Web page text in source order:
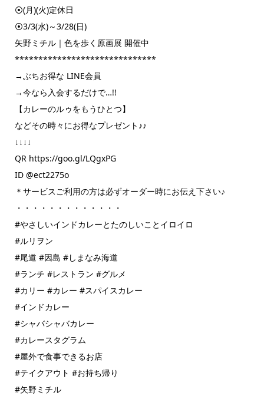
⦿(月)(火)定休日
⦿3/3(水)～3/28(日)
矢野ミチル｜色を歩く原画展 開催中
******************************
→ぶちお得な LINE会員
→今なら入会するだけで…!!
【カレーのルゥをもうひとつ】
などその時々にお得なプレゼント♪♪
↓↓↓↓
QR https://goo.gl/LQgxPG
ID @ect2275o
＊サービスご利用の方は必ずオーダー時にお伝え下さい♪
・・・・・・・・・・・・・
#やさしいインドカレーとたのしいことイロイロ
#ルリヲン
#尾道 #因島 #しまなみ海道
#ランチ #レストラン #グルメ
#カリー #カレー #スパイスカレー
#インドカレー
#シャバシャバカレー
#カレースタグラム
#屋外で食事できるお店
#テイクアウト #お持ち帰り
#矢野ミチル